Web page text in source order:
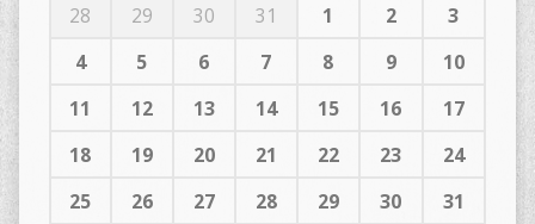
28 29 30 31 1 2
3
4
5 6 7 8 9
10
11
12 13 14 15 16
17
18
19 20 21 22 23
24
25
26 27 28 29 30 31